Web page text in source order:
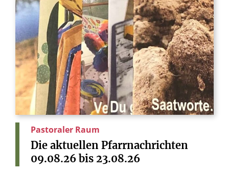
Pastoraler Raum
Die aktuellen Pfarrnachrichten
09.08.26 bis 23.08.26